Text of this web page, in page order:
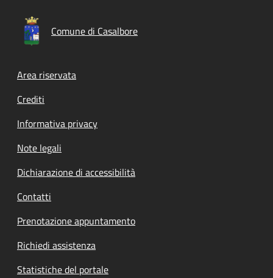
Comune di Casalbore
Footer menu
Area riservata
Crediti
Informativa privacy
Note legali
Dichiarazione di accessibilità
Contatti
Prenotazione appuntamento
Richiedi assistenza
Statistiche del portale